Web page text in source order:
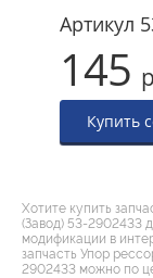
Артикул
145
Купить
Хотите купить
(Завод) 53-2902433
модификации в
запчасть Упор
2902433 можно по